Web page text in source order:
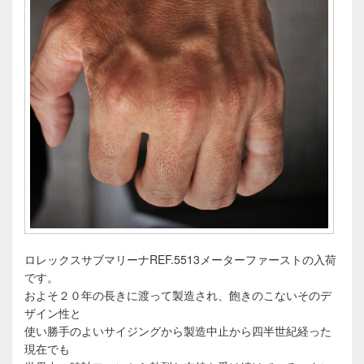
ロレックスサブマリーナREF.5513メーターファーストの入荷
です。
およそ２０年の長きに渡って製造され、飽きのこないそのデ
ザイン性と
使い勝手のよいサイジングから製造中止から四半世紀経った
現在でも